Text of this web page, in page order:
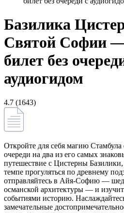
Базилика
Святой Софии —
билет без
аудиогидом
4.7 (1643)
Откройте для себя магию
очереди на два из его самых
путешествие с Цистерны
темпе прогуляться по древнему
отправляйтесь в Айя-Софию —
османской архитектуры — и
событиями историю.
замечательные